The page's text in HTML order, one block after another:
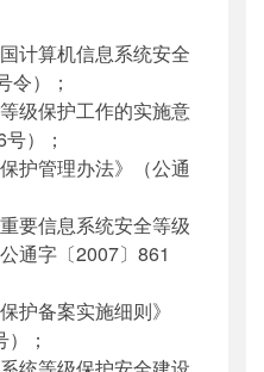
计算机信息系统安全
令）；
级保护工作的实施意
）；
护管理办法》（公通
要信息系统安全等级
通字〔2007〕861
护备案实施细则》
；